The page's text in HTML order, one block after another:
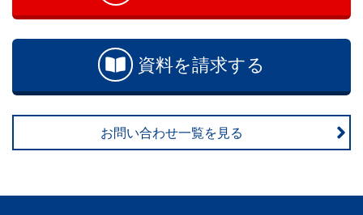
る。
児
～
大
資料を請求する
お問い合わせ一覧を見る